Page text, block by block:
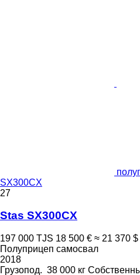
SX300CX
27
Stas SX300CX
197 000 TJS 18 500 € ≈ 21 370 $
Полуприцеп самосвал
2018
Грузопод. 38 000 кг